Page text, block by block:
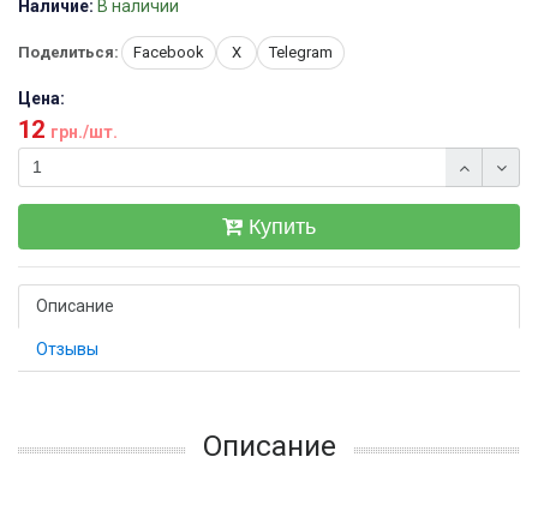
Наличие: В наличии
Поделиться: Facebook X Telegram
Цена:
12 грн./шт.
Купить
Описание
Отзывы
Описание